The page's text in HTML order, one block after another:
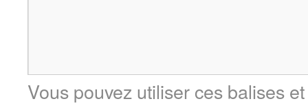
Vous pouvez utiliser ces balises